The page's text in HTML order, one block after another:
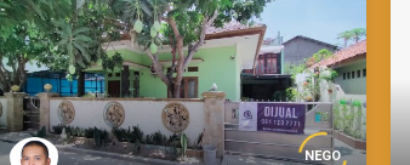
NEGO